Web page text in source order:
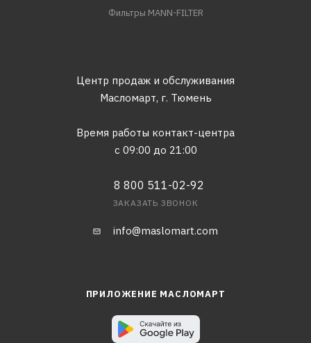
Фильтры MANN-FILTER
Центр продаж и обслуживания
Масломарт, г. Тюмень
Время работы контакт-центра
с 09:00 до 21:00
8 800 511-02-92
ЗАКАЗАТЬ ЗВОНОК
info@maslomart.com
ПРИЛОЖЕНИЕ МАСЛОМАРТ